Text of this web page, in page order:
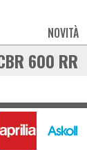
NOVITÀ
600 RR